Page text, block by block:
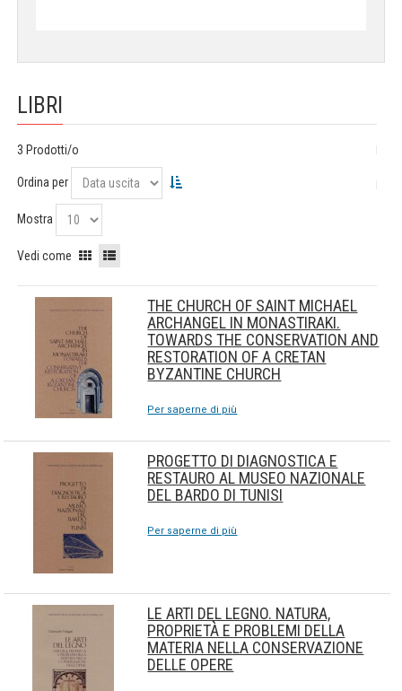
LIBRI
3 Prodotti/o
Ordina per
Mostra
Vedi come
THE CHURCH OF SAINT MICHAEL
ARCHANGEL IN MONASTIRAKI.
TOWARDS THE CONSERVATION AND
RESTORATION OF A CRETAN
BYZANTINE CHURCH
Per saperne di più
PROGETTO DI DIAGNOSTICA E
RESTAURO AL MUSEO NAZIONALE
DEL BARDO DI TUNISI
Per saperne di più
LE ARTI DEL LEGNO. NATURA,
PROPRIETÀ E PROBLEMI DELLA
MATERIA NELLA CONSERVAZIONE
DELLE OPERE